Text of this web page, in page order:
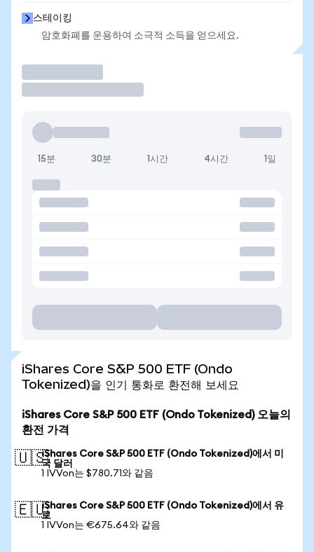
스테이킹
암호화폐를 운용하여 소극적 소득을 얻으세요.
15분 30분 1시간 4시간 1일
iShares Core S&P 500 ETF (Ondo
Tokenized)을 인기 통화로 환전해 보세요
iShares Core S&P 500 ETF (Ondo Tokenized) 오늘의
환전 가격
🇺🇸iShares Core S&P 500 ETF (Ondo Tokenized)에서 미
국 달러
1 IVVon는 $780.71와 같음
🇪🇺iShares Core S&P 500 ETF (Ondo Tokenized)에서 유
로
1 IVVon는 €675.64와 같음